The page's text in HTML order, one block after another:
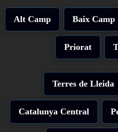
Alt Camp Baix Camp
Priorat
Terres de Lleida
Catalunya Central